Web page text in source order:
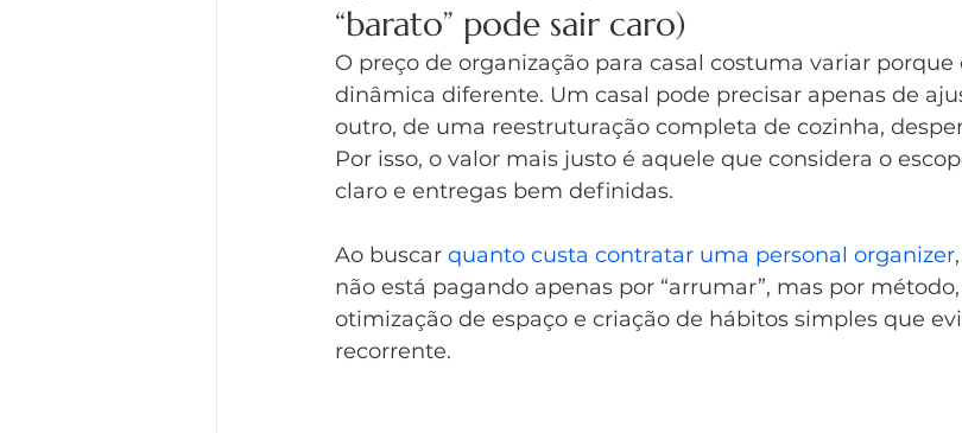
“barato” pode sair caro)
O preço de organização para casal costuma variar
dinâmica diferente. Um casal pode precisar apenas de
outro, de uma reestruturação completa de cozinha,
Por isso, o valor mais justo é aquele que considera o
claro e entregas bem definidas.
Ao buscar quanto custa contratar uma personal organizer
não está pagando apenas por “arrumar”, mas por
otimização de espaço e criação de hábitos simples que
recorrente.